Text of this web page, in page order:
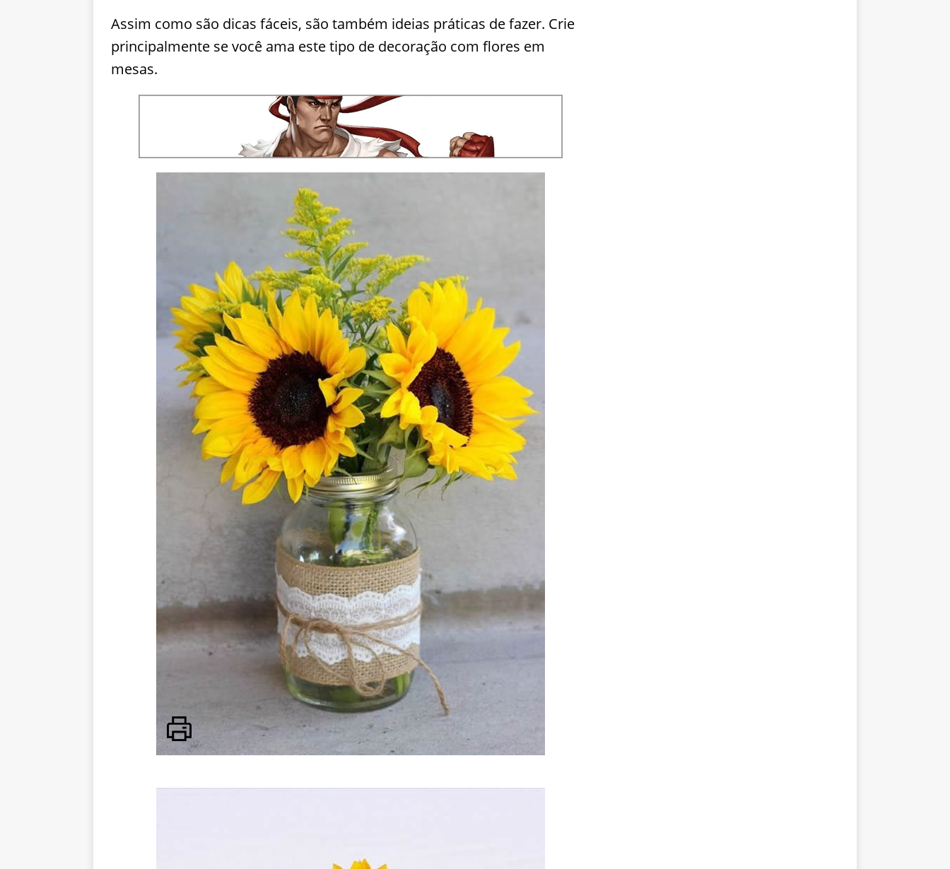
Assim como são dicas fáceis, são também ideias práticas de fazer. Crie
principalmente se você ama este tipo de decoração com flores em
mesas.